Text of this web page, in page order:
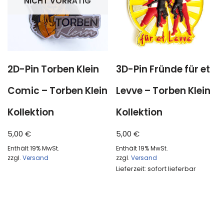
2D-Pin Torben Klein
Comic – Torben Klein
Kollektion
5,00 €
Enthält 19% MwSt.
zzgl. Versand
3D-Pin Fründe für et
Levve – Torben Klein
Kollektion
5,00€
Enthält 19% MwSt.
zzgl.Versand
Lieferzeit: sofort lieferbar